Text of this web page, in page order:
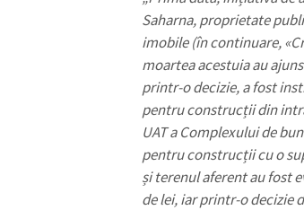
Saharna, proprietate
imobile (în continuare,«
moartea acestuia au
printr-o decizie, a fost
pentru construcții din
UAT a Complexului de
pentru construcții cu o
și terenul aferent au fost
de lei, iar printr-o decizie